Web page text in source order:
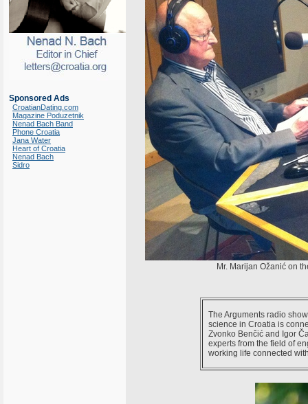
Sponsored Ads
CroatianDating.com
Magazine Poduzetnik
Nenad Bach Band
Phone Croatia
Jana Water
Heart of Croatia
Nenad Bach
Sidro
Mr. Marijan Ožanić on
The Arguments radio
science in Croatia is
Zvonko Benčić and Igor
experts from the field of
working life connected